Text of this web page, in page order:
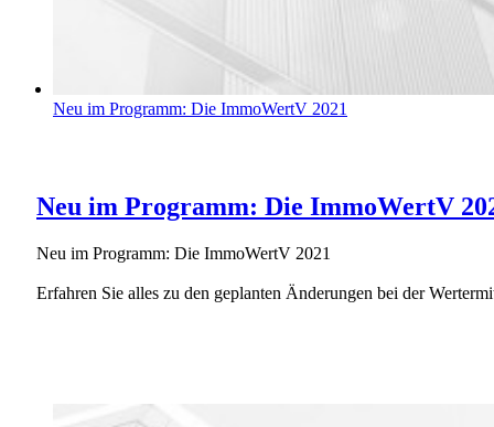
Neu im Programm: Die ImmoWertV 2021
Neu im Programm: Die ImmoWertV
Neu im Programm: Die ImmoWertV 2021
Erfahren Sie alles zu den geplanten Änderungen bei der